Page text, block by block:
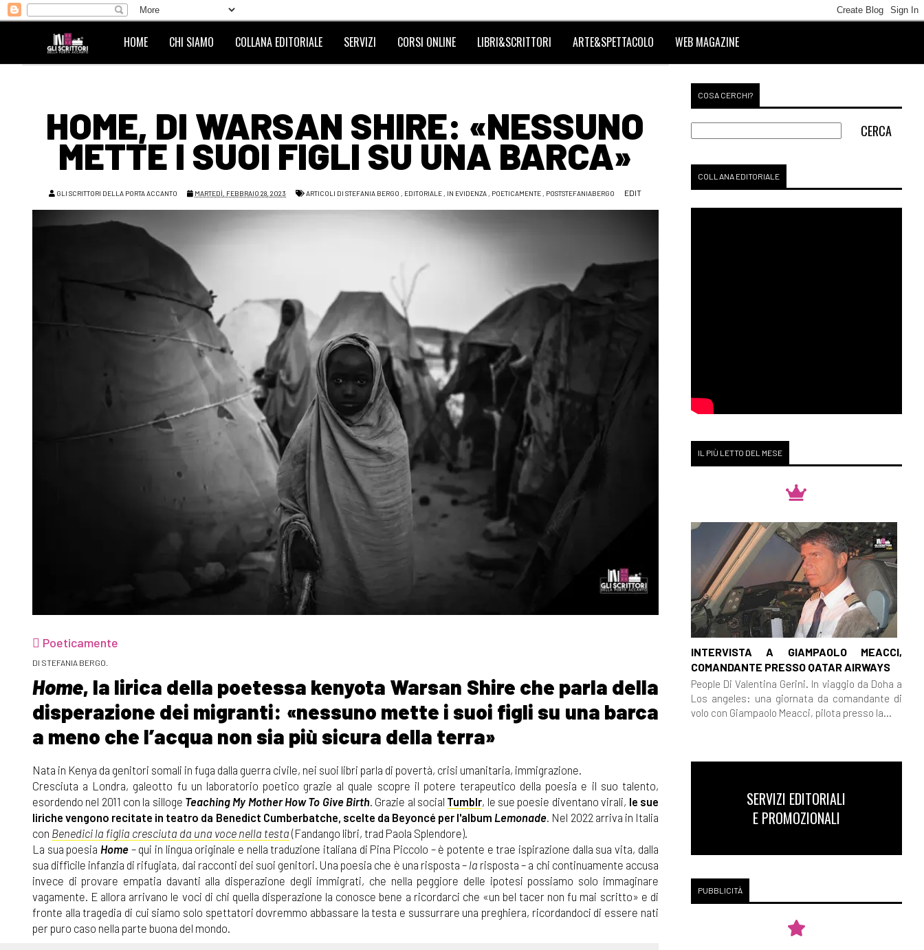
HOME CHI SIAMO COLLANA EDITORIALE SERVIZI CORSI ONLINE LIBRI&SCRITTORI ARTE&SPETTACOLO WEB MAGAZINE
HOME, DI WARSAN SHIRE: «NESSUNO
METTE I SUOI FIGLI SU UNA BARCA»
GLI SCRITTORI DELLA PORTA ACCANTO MARTEDÌ, FEBBRAIO 28, 2023 ARTICOLI DI STEFANIA BERGO , EDITORIALE , IN EVIDENZA , POETICAMENTE , POSTSTEFANIABERGO EDIT
Poeticamente
DI STEFANIA BERGO.
Home, la lirica della poetessa kenyota Warsan Shire che parla della
disperazione dei migranti: «nessuno mette i suoi figli su una barca
a meno che l’acqua non sia più sicura della terra»
Nata in Kenya da genitori somali in fuga dalla guerra civile, nei suoi libri parla di povertà, crisi umanitaria, immigrazione.
Cresciuta a Londra, galeotto fu un laboratorio poetico grazie al quale scopre il potere terapeutico della poesia e il suo talento,
esordendo nel 2011 con la silloge Teaching My Mother How To Give Birth. Grazie al social Tumblr, le sue poesie diventano virali, le sue
liriche vengono recitate in teatro da Benedict Cumberbatche, scelte da Beyoncé per l'album Lemonade. Nel 2022 arriva in Italia
con Benedici la figlia cresciuta da una voce nella testa (Fandango libri, trad Paola Splendore).
La sua poesia Home – qui in lingua originale e nella traduzione italiana di Pina Piccolo – è potente e trae ispirazione dalla sua vita, dalla
sua difficile infanzia di rifugiata, dai racconti dei suoi genitori. Una poesia che è una risposta – la risposta – a chi continuamente accusa
invece di provare empatia davanti alla disperazione degli immigrati, che nella peggiore delle ipotesi possiamo solo immaginare
vagamente. E allora arrivano le voci di chi quella disperazione la conosce bene a ricordarci che «un bel tacer non fu mai scritto» e di
fronte alla tragedia di cui siamo solo spettatori dovremmo abbassare la testa e sussurrare una preghiera, ricordandoci di essere nati
per puro caso nella parte buona del mondo.
COSA CERCHI?
COLLANA EDITORIALE
IL PIÙ LETTO DEL MESE
INTERVISTA A GIAMPAOLO MEACCI,
COMANDANTE PRESSO QATAR AIRWAYS
People Di Valentina Gerini. In viaggio da Doha a
Los angeles: una giornata da comandante di
volo con Giampaolo Meacci, pilota presso la...
SERVIZI EDITORIALI
E PROMOZIONALI
PUBBLICITÀ